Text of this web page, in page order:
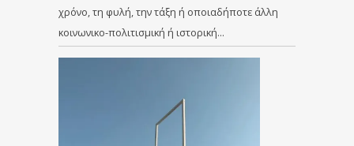
χρόνο, τη φυλή, την τάξη ή οποιαδήποτε άλλη
κοινωνικο-πολιτισμική ή ιστορική…